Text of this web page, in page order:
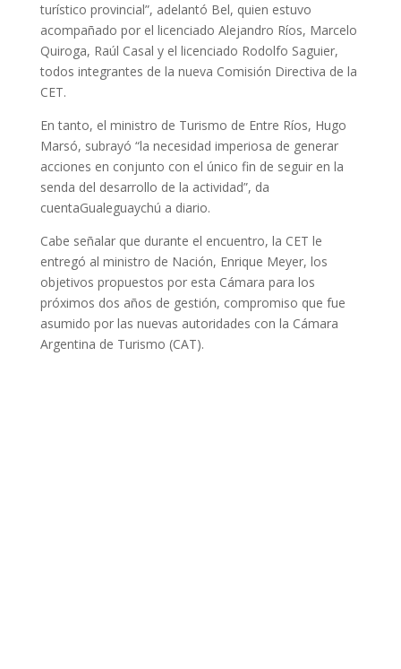
turístico provincial”, adelantó Bel, quien estuvo
acompañado por el licenciado Alejandro Ríos, Marcelo
Quiroga, Raúl Casal y el licenciado Rodolfo Saguier,
todos integrantes de la nueva Comisión Directiva de la
CET.
En tanto, el ministro de Turismo de Entre Ríos, Hugo
Marsó, subrayó “la necesidad imperiosa de generar
acciones en conjunto con el único fin de seguir en la
senda del desarrollo de la actividad”, da
cuentaGualeguaychú a diario.
Cabe señalar que durante el encuentro, la CET le
entregó al ministro de Nación, Enrique Meyer, los
objetivos propuestos por esta Cámara para los
próximos dos años de gestión, compromiso que fue
asumido por las nuevas autoridades con la Cámara
Argentina de Turismo (CAT).